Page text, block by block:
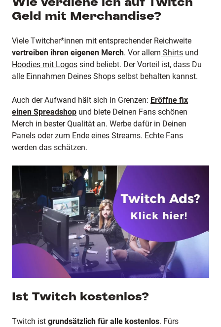
Geld mit Merchandise?
Viele Twitcher*innen mit entsprechender Reichweite
vertreiben ihren eigenen Merch. Vor allem Shirts und
Hoodies mit Logos sind beliebt. Der Vorteil ist, dass Du
alle Einnahmen Deines Shops selbst behalten kannst.
Auch der Aufwand hält sich in Grenzen: Eröffne fix
einen Spreadshop und biete Deinen Fans schönen
Merch in bester Qualität an. Werbe dafür in Deinen
Panels oder zum Ende eines Streams. Echte Fans
werden das schätzen.
Ist Twitch kostenlos?
Twitch ist grundsätzlich für alle kostenlos. Fürs